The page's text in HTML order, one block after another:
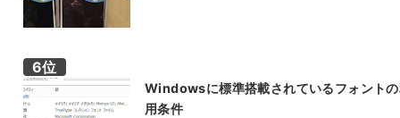
Windowsに標準搭載されているフォント
用条件